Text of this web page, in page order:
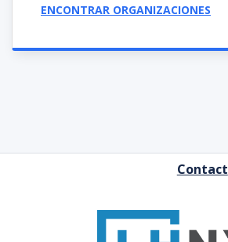
ENCONTRAR ORGANIZACIONES
FOOTERContact